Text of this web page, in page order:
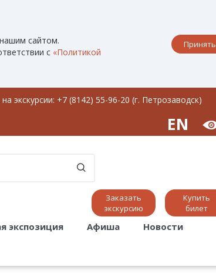
сайтом.
с «Политикой
Принять
экскурсии: +7 (8142) 55-96-20 (г. Петрозаводск)
EN
Заказать
экскурсию
Купить
билет
экспозиция Афиша
Новости